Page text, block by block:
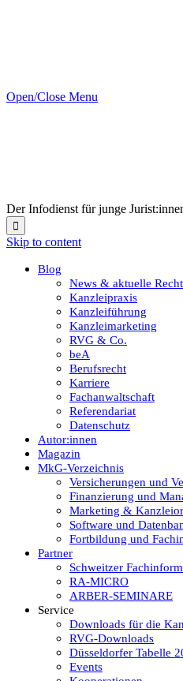
Open/Close Menu
Der Infodienst für junge

Skip to content
Blog
News & aktuelle
Kanzleipraxis
Kanzleiführung
Kanzleimarketing
RVG & Co.
beA
Berufsrecht
Karriere
Fachanwaltschaft
Referendariat
Datenschutz
Autor:innen
Magazin
MkG-Verzeichnis
Versicherungen und
Finanzierung und
Marketing &
Software und
Fortbildung und
Partner
Schweitzer
RA-MICRO
ARBER-SEMINARE
Service
Downloads für die
RVG-Downloads
Düsseldorfer Tabelle
Events